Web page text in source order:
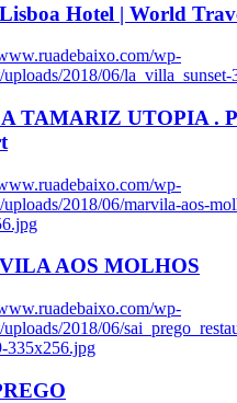
Hotel | World
wp-
uploads/2018/06/
TAMARIZ UTOPIA .
wp-
uploads/2018/06/marvila-aos-
AOS MOLHOS
wp-
uploads/2018/06/
335x256.jpg